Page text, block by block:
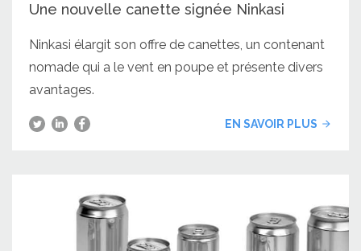
Une nouvelle canette signée Ninkasi
Ninkasi élargit son offre de canettes, un contenant
nomade qui a le vent en poupe et présente divers
avantages.
EN SAVOIR PLUS